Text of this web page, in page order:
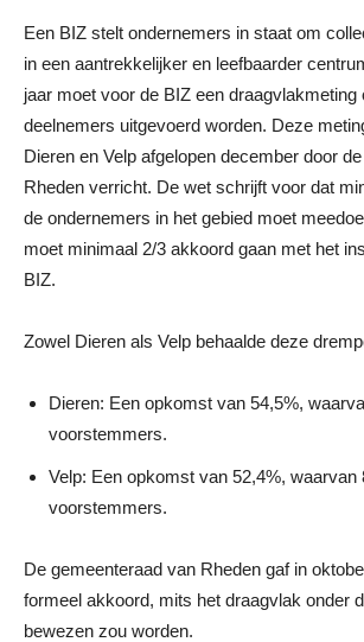
Een BIZ stelt ondernemers in staat om
in een aantrekkelijker en leefbaarder
jaar moet voor de BIZ een draagvlakmeting
deelnemers uitgevoerd worden. Deze
Dieren en Velp afgelopen december door
Rheden verricht. De wet schrijft voor dat
de ondernemers in het gebied moet
moet minimaal 2/3 akkoord gaan met het
BIZ.
Zowel Dieren als Velp behaalde deze
Dieren: Een opkomst van 54,5%,
voorstemmers.
Velp: Een opkomst van 52,4%, waarvan
voorstemmers.
De gemeenteraad van Rheden gaf in
formeel akkoord, mits het draagvlak onder
bewezen zou worden.